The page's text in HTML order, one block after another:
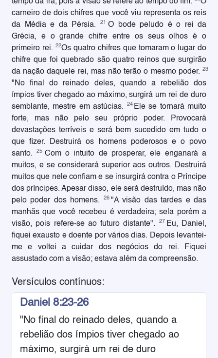
carneiro de dois chifres que você viu representa os reis
da Média e da Pérsia.
21 O bode peludo é o rei da
Grécia, e o grande chifre entre os seus olhos é o
primeiro rei. 22Os quatro chifres que tomaram o lugar do
chifre que foi quebrado são quatro reinos que surgirão
da nação daquele rei, mas não terão o mesmo poder. 23
"No final do reinado deles, quando a rebelião dos
ímpios tiver chegado ao máximo, surgirá um rei de duro
semblante, mestre em astúcias.
24 Ele se tornará muito
forte, mas não pelo seu próprio poder. Provocará
devastações terríveis e será bem sucedido em tudo o
que fizer. Destruirá os homens poderosos e o povo
santo.25 Com o intuito de prosperar, ele enganará a
muitos, e se considerará superior aos outros. Destruirá
muitos que nele confiam e se insurgirá contra o Príncipe
dos príncipes. Apesar disso, ele será destruído, mas não
pelo poder dos homens.
26 "A visão das tardes e das
manhãs que você recebeu é verdadeira; sela porém a
visão, pois refere-se ao futuro distante".
27 Eu, Daniel,
fiquei exausto e doente por vários dias. Depois levantei-
me e voltei a cuidar dos negócios do rei. Fiquei
assustado com a visão; estava além da compreensão.
Versículos contínuos:
Daniel 8:23-26
"No final do reinado deles, quando a
rebelião dos ímpios tiver chegado ao
máximo, surgirá um rei de duro